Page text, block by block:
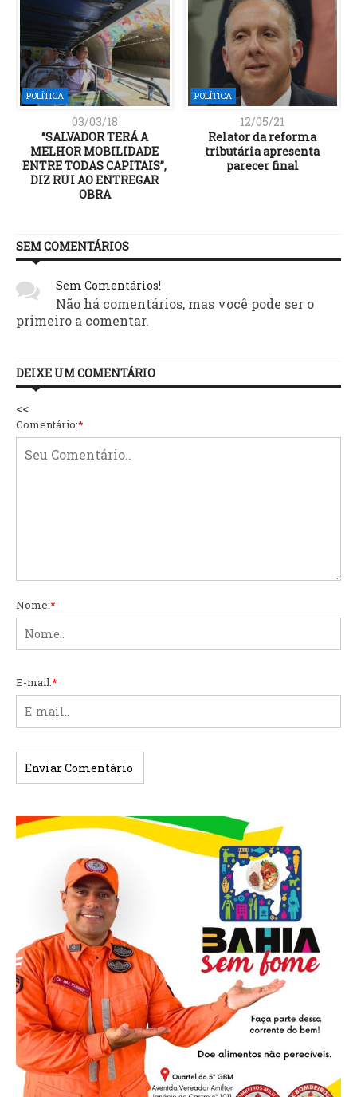
POLÍTICA
03/03/18
“SALVADOR TERÁ A
MELHOR MOBILIDADE
ENTRE TODAS CAPITAIS”,
DIZ RUI AO ENTREGAR
OBRA
POLÍTICA
12/05/21
Relator da reforma
tributária apresenta
parecer final
SEM COMENTÁRIOS
Sem Comentários!
Não há comentários, mas você pode ser o
primeiro a comentar.
DEIXE UM COMENTÁRIO
<<
Comentário:*
Nome:*
E-mail:*